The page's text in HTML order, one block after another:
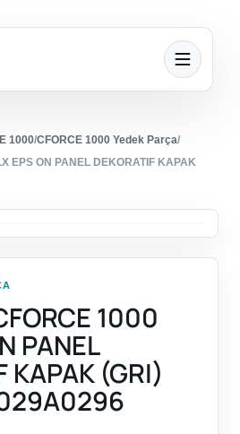
1000/CFORCE 1000 Yedek Parça/
EPS ON PANEL DEKORATIF KAPAK
1000
PANEL
KAPAK (GRI)